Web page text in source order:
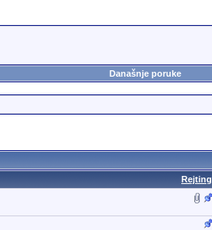
Današnje poruke
Rejting